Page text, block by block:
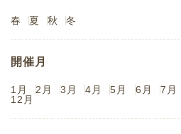
春 夏 秋 冬
開催月
1月 2月 3月 4月 5月 6月 7月
12月